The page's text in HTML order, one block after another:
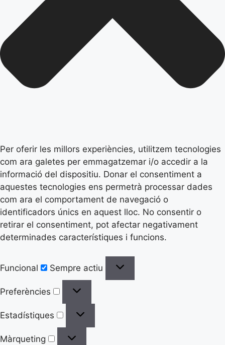
Per oferir les millors experiències, utilitzem tecnologies
com ara galetes per emmagatzemar i/o accedir a la
informació del dispositiu. Donar el consentiment a
aquestes tecnologies ens permetrà processar dades
com ara el comportament de navegació o
identificadors únics en aquest lloc. No consentir o
retirar el consentiment, pot afectar negativament
determinades característiques i funcions.
Funcional Sempre actiu
Preferències
Estadístiques
Màrqueting